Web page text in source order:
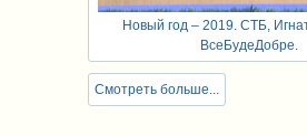
Новый год – 2019. СТБ,
ВсеБудеДобре.
Смотреть больше...